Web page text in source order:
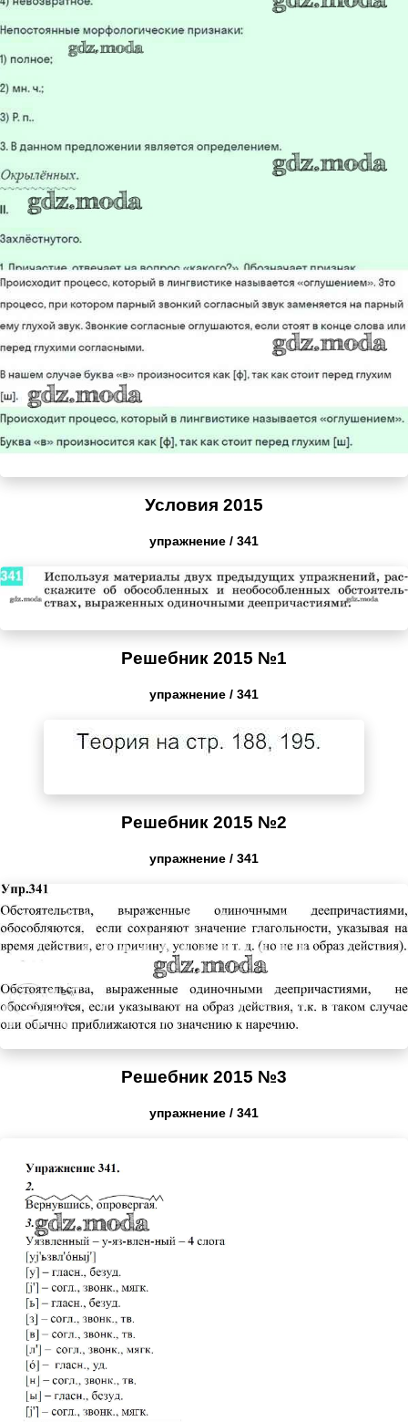
Условия 2015
упражнение / 341
Решебник 2015 №1
упражнение / 341
Решебник 2015 №2
упражнение / 341
Решебник 2015 №3
упражнение / 341